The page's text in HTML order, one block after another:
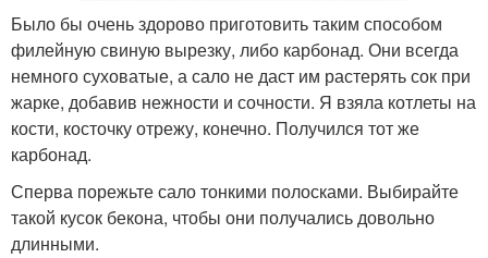
Было бы очень здорово приготовить таким способом
филейную свиную вырезку, либо карбонад. Они всегда
немного суховатые, а сало не даст им растерять сок при
жарке, добавив нежности и сочности. Я взяла котлеты на
кости, косточку отрежу, конечно. Получился тот же
карбонад.
Сперва порежьте сало тонкими полосками. Выбирайте
такой кусок бекона, чтобы они получались довольно
длинными.